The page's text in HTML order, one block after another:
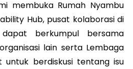
membuka Rumah Nyambu
Hub, pusat kolaborasi di
berkumpul bersama
lain serta Lembaga
untuk berdiskusi tentang isu